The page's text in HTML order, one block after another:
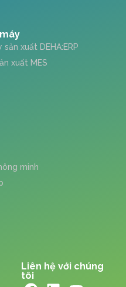
xuất DEHA:ERP
xuất MES
minh
Liên hệ với chúng
tôi